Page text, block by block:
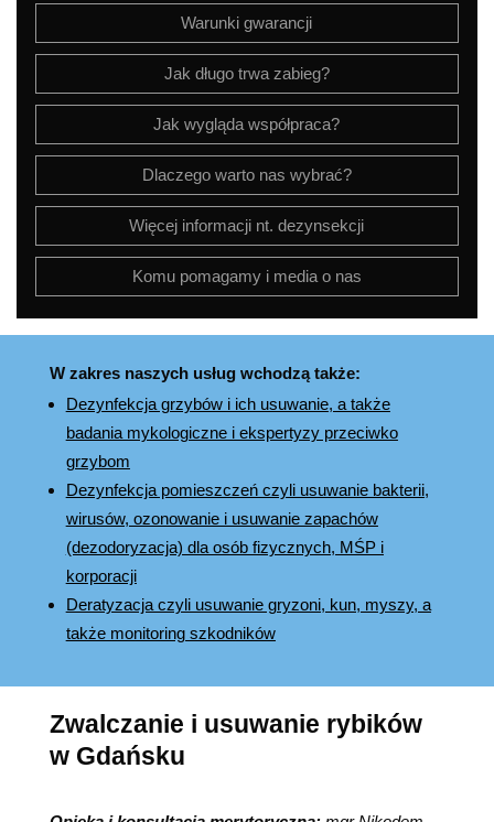
Warunki gwarancji
Jak długo trwa zabieg?
Jak wygląda współpraca?
Dlaczego warto nas wybrać?
Więcej informacji nt. dezynsekcji
Komu pomagamy i media o nas
W zakres naszych usług wchodzą także:
Dezynfekcja grzybów i ich usuwanie, a także
badania mykologiczne i ekspertyzy przeciwko
grzybom
Dezynfekcja pomieszczeń czyli usuwanie bakterii,
wirusów, ozonowanie i usuwanie zapachów
(dezodoryzacja) dla osób fizycznych, MŚP i
korporacji
Deratyzacja czyli usuwanie gryzoni, kun, myszy, a
także monitoring szkodników
Zwalczanie i usuwanie rybików
w Gdańsku